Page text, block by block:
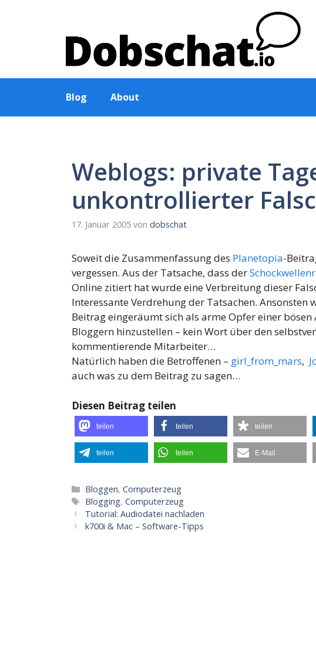
Blog About
Weblogs: private
unkontrollierter
17. Januar 2005 von dobschat
Soweit die Zusammenfassung des Planetopia-
vergessen. Aus der Tatsache, dass der
Online zitiert hat wurde eine Verbreitung dieser
Interessante Verdrehung der Tatsachen. Ansonsten
Beitrag eingeräumt sich als arme Opfer einer
Bloggern hinzustellen – kein Wort über den
kommentierende Mitarbeiter…
Natürlich haben die Betroffenen – girl_from_mars,
auch was zu dem Beitrag zu sagen…
Diesen Beitrag teilen
teilen teilen teilen
teilen teilen E-Mail
Kategorien
Bloggen,Computerzeug
Schlagwörter
Blogging,Computerzeug
Tutorial: Audiodatei nachladen
k700i & Mac – Software-Tipps